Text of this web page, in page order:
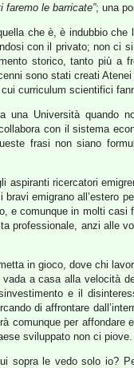
faremo le barricate”; una
che è, è indubbio
con il privato; non ci
storico, tanto più a
sono stati creati
curriculum scientifici
una Università quando
con il sistema
frasi non siano
aspiranti ricercatori
emigrano all’estero
e comunque in molti
professionale, anzi alle
in gioco, dove chi
a casa alla velocità
e il
di affrontare
comunque per
sviluppato non ci piove.
sopra le vedo solo io?